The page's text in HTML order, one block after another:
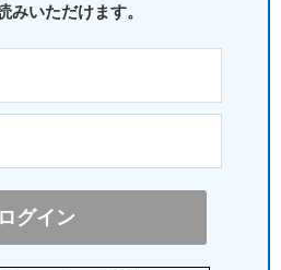
みいただけます。